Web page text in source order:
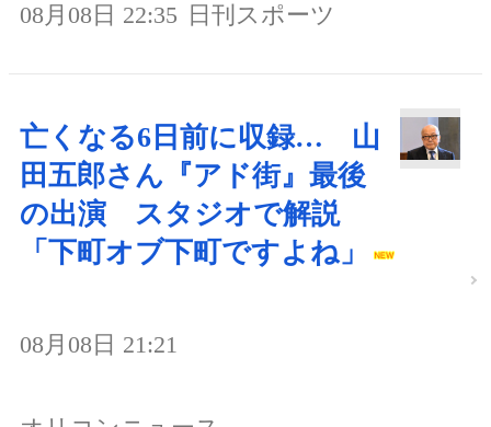
08月08日 22:35 日刊スポーツ
亡くなる6日前に収録… 山
田五郎さん『アド街』最後
の出演 スタジオで解説
「下町オブ下町ですよね」
08月08日 21:21